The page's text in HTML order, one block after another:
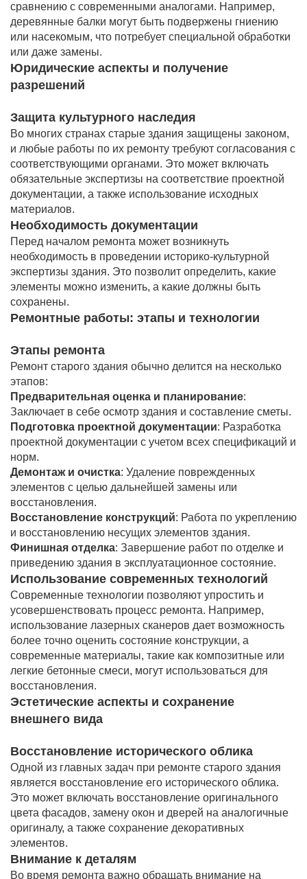
сравнению с современными аналогами. Например,
деревянные балки могут быть подвержены гниению
или насекомым, что потребует специальной обработки
или даже замены.
Юридические аспекты и получение
разрешений
Защита культурного наследия
Во многих странах старые здания защищены законом,
и любые работы по их ремонту требуют согласования с
соответствующими органами. Это может включать
обязательные экспертизы на соответствие проектной
документации, а также использование исходных
материалов.
Необходимость документации
Перед началом ремонта может возникнуть
необходимость в проведении историко-культурной
экспертизы здания. Это позволит определить, какие
элементы можно изменить, а какие должны быть
сохранены.
Ремонтные работы: этапы и технологии
Этапы ремонта
Ремонт старого здания обычно делится на несколько
этапов:
Предварительная оценка и планирование:
Заключает в себе осмотр здания и составление сметы.
Подготовка проектной документации: Разработка
проектной документации с учетом всех спецификаций и
норм.
Демонтаж и очистка: Удаление поврежденных
элементов с целью дальнейшей замены или
восстановления.
Восстановление конструкций: Работа по укреплению
и восстановлению несущих элементов здания.
Финишная отделка: Завершение работ по отделке и
приведению здания в эксплуатационное состояние.
Использование современных технологий
Современные технологии позволяют упростить и
усовершенствовать процесс ремонта. Например,
использование лазерных сканеров дает возможность
более точно оценить состояние конструкции, а
современные материалы, такие как композитные или
легкие бетонные смеси, могут использоваться для
восстановления.
Эстетические аспекты и сохранение
внешнего вида
Восстановление исторического облика
Одной из главных задач при ремонте старого здания
является восстановление его исторического облика.
Это может включать восстановление оригинального
цвета фасадов, замену окон и дверей на аналогичные
оригиналу, а также сохранение декоративных
элементов.
Внимание к деталям
Во время ремонта важно обращать внимание на